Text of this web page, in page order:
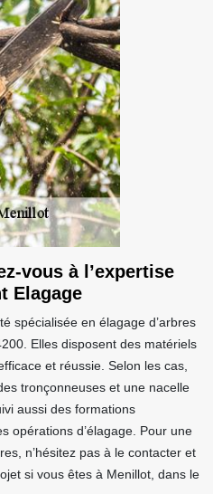
vous à l’expertise
Elagage
spécialisée en élagage d’arbres
Elles disposent des matériels
et réussie. Selon les cas,
tronçonneuses et une nacelle
aussi des formations
opérations d’élagage. Pour une
n’hésitez pas à le contacter et
si vous êtes à Menillot, dans le